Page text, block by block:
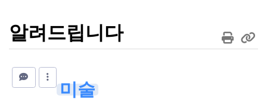
알려드립니다
미술